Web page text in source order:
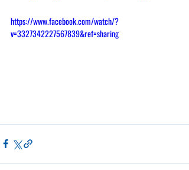
https://www.facebook.com/watch/?
v=3327342227567839&ref=sharing